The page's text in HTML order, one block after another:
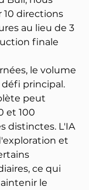
10 directions
au lieu de 3
finale
le volume
principal.
peut
et 100
distinctes. L'IA
et
ce qui
le